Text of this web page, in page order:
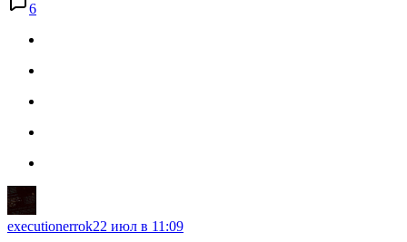
6
executionerrok22 июл в 11:09